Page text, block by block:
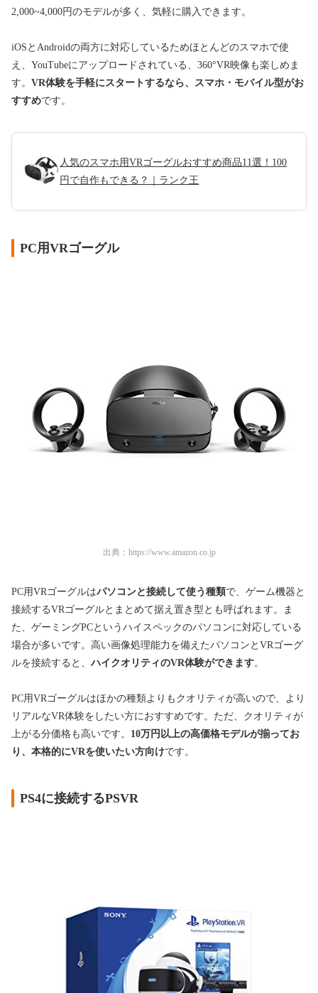
2,000~4,000円のモデルが多く、気軽に購入できます。
iOSとAndroidの両方に対応しているためほとんどのスマホで使
え、YouTubeにアップロードされている、360°VR映像も楽しめま
す。 VR体験を手軽にスタートするなら、スマホ・モバイル型がお
すすめです。
人気のスマホ用VRゴーグルおすすめ商品11選！100
円で自作もできる？｜ランク王
PC用VRゴーグル
出典： https://www.amazon.co.jp
PC用VRゴーグルはパソコンと接続して使う種類で、ゲーム機器と
接続するVRゴーグルとまとめて据え置き型とも呼ばれます。ま
た、ゲーミングPCというハイスペックのパソコンに対応している
場合が多いです。高い画像処理能力を備えたパソコンとVRゴーグ
ルを接続すると、ハイクオリティのVR体験ができます。
PC用VRゴーグルはほかの種類よりもクオリティが高いので、より
リアルなVR体験をしたい方におすすめです。ただ、クオリティが
上がる分価格も高いです。 10万円以上の高価格モデルが揃ってお
り、本格的にVRを使いたい方向けです。
PS4に接続するPSVR